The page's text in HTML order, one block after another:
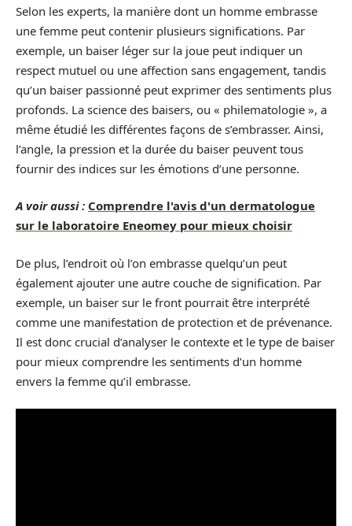
Selon les experts, la manière dont un homme embrasse
une femme peut contenir plusieurs significations. Par
exemple, un baiser léger sur la joue peut indiquer un
respect mutuel ou une affection sans engagement, tandis
qu’un baiser passionné peut exprimer des sentiments plus
profonds. La science des baisers, ou « philematologie », a
même étudié les différentes façons de s’embrasser. Ainsi,
l’angle, la pression et la durée du baiser peuvent tous
fournir des indices sur les émotions d’une personne.
A voir aussi : Comprendre l'avis d'un dermatologue
sur le laboratoire Eneomey pour mieux choisir
De plus, l’endroit où l’on embrasse quelqu’un peut
également ajouter une autre couche de signification. Par
exemple, un baiser sur le front pourrait être interprété
comme une manifestation de protection et de prévenance.
Il est donc crucial d’analyser le contexte et le type de baiser
pour mieux comprendre les sentiments d’un homme
envers la femme qu’il embrasse.